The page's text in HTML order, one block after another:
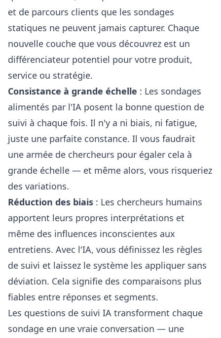
et de parcours clients que les sondages
statiques ne peuvent jamais capturer. Chaque
nouvelle couche que vous découvrez est un
différenciateur potentiel pour votre produit,
service ou stratégie.
Consistance à grande échelle : Les sondages
alimentés par l'IA posent la bonne question de
suivi à chaque fois. Il n'y a ni biais, ni fatigue,
juste une parfaite constance. Il vous faudrait
une armée de chercheurs pour égaler cela à
grande échelle — et même alors, vous risqueriez
des variations.
Réduction des biais : Les chercheurs humains
apportent leurs propres interprétations et
même des influences inconscientes aux
entretiens. Avec l'IA, vous définissez les règles
de suivi et laissez le système les appliquer sans
déviation. Cela signifie des comparaisons plus
fiables entre réponses et segments.
Les questions de suivi IA transforment chaque
sondage en une vraie conversation — une